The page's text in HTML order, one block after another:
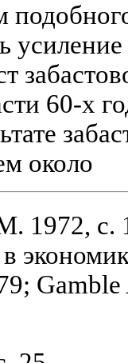
60-х
около
1972, с.